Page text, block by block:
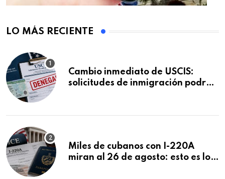
LO MÁS RECIENTE
Cambio inmediato de USCIS:
solicitudes de inmigración podrán
Miles de cubanos con I-220A
miran al 26 de agosto: esto es lo